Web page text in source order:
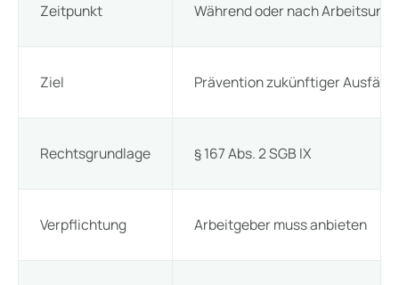
Zeitpunkt Während oder nach
Ziel Prävention zukünftiger Ausfälle
Rechtsgrundlage § 167 Abs. 2 SGB IX
Verpflichtung Arbeitgeber muss anbieten